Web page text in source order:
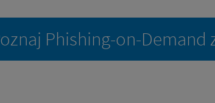
Phishing-on-Demand